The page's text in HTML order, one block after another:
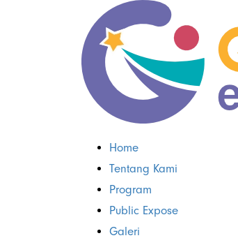
Home
Tentang Kami
Program
Public Expose
Galeri